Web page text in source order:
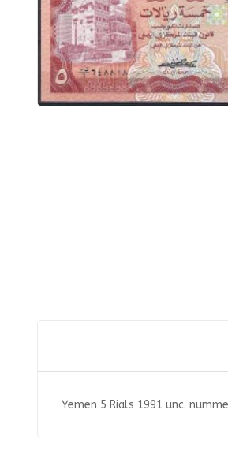
Yemen 5 Rials 1991 unc.